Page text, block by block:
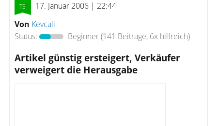
17. Januar 2006 | 22:44
Von Kevcali
Status:
Beginner(141 Beiträge, 6x hilfreich)
Artikel günstig ersteigert, Verkäufer
verweigert die Herausgabe